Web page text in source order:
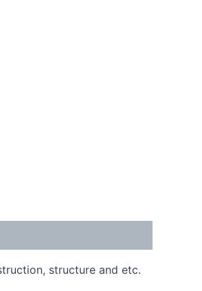
structure and etc.